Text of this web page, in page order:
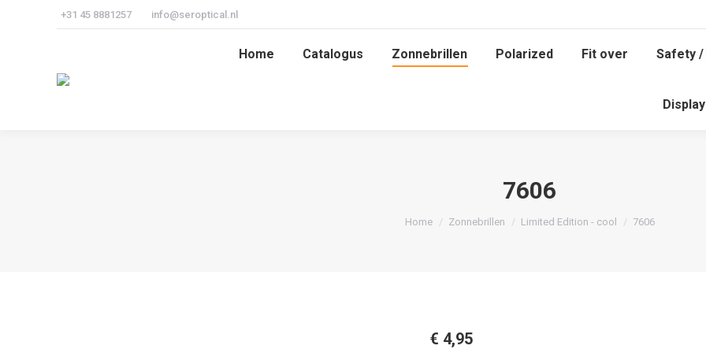
+31 45 8881257 info@seroptical.nl
Home Catalogus Zonnebrillen Polarized Fit over Safety
7606
Je bent hier:
Home Zonnebrillen Limited Edition - cool 7606
€ 4,95
Home Catalogus Zonnebrillen Polarized Fit over Safety